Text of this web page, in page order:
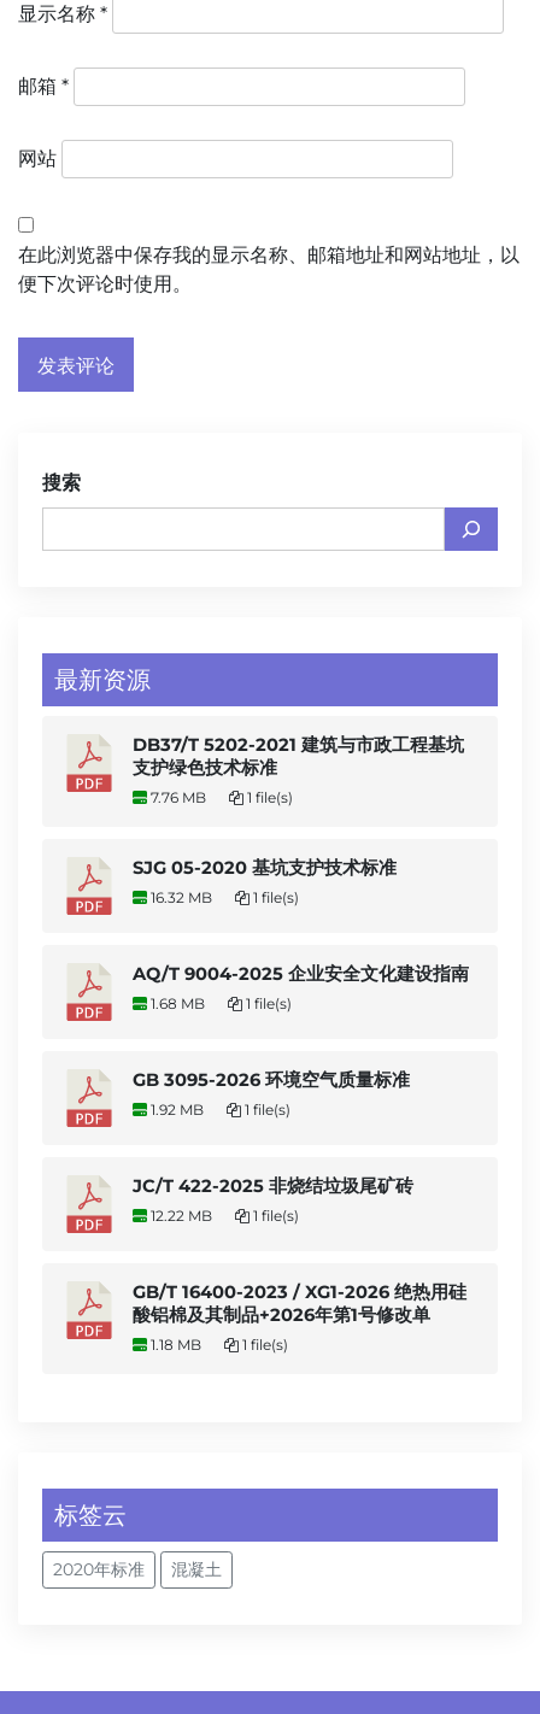
显示名称 *
邮箱 *
网站
在此浏览器中保存我的显示名称、邮箱地址和网站地址，以
便下次评论时使用。
搜索
最新资源
DB37/T 5202-2021 建筑与市政工程基坑
支护绿色技术标准
7.76 MB 1 file(s)
SJG 05-2020 基坑支护技术标准
16.32 MB 1 file(s)
AQ/T 9004-2025 企业安全文化建设指南
1.68 MB 1 file(s)
GB 3095-2026 环境空气质量标准
1.92 MB 1 file(s)
JC/T 422-2025 非烧结垃圾尾矿砖
12.22 MB 1 file(s)
GB/T 16400-2023 / XG1-2026 绝热用硅
酸铝棉及其制品+2026年第1号修改单
1.18 MB 1 file(s)
标签云
2020年标准 混凝土